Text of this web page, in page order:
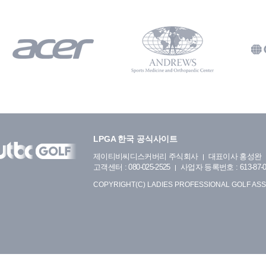
LPGA 한국 공식사이트
제이티비씨디스커버리 주식회사
대표이사 홍성완
고객센터 : 080-025-2525
사업자 등록번호 : 613-87-
COPYRIGHT(C) LADIES PROFESSIONAL GOLF